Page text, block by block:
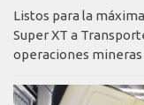
Listos para la
Super XT a
operaciones mineras